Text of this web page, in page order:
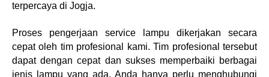
terpercaya di Jogja.
Proses pengerjaan service lampu dikerjakan secara
cepat oleh tim profesional kami. Tim profesional tersebut
dapat dengan cepat dan sukses memperbaiki berbagai
jenis lampu yang ada. Anda hanya perlu menghubungi